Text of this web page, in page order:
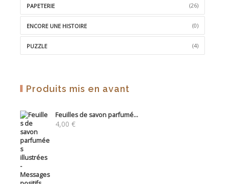
PAPETERIE (26)
ENCORE UNE HISTOIRE (0)
PUZZLE (4)
Produits mis en avant
Feuilles de savon parfumé...
4,00 €